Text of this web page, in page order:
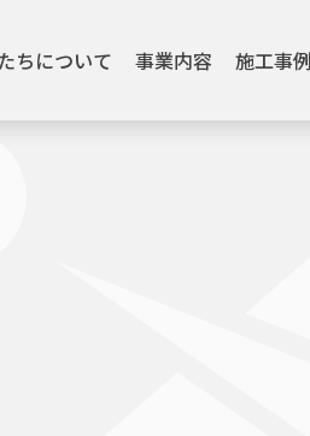
ちについて 事業内容 施工事例